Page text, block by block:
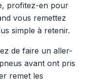
profitez-en pour
vous remettez
simple à retenir.
de faire un aller-
avant ont pris
remet les